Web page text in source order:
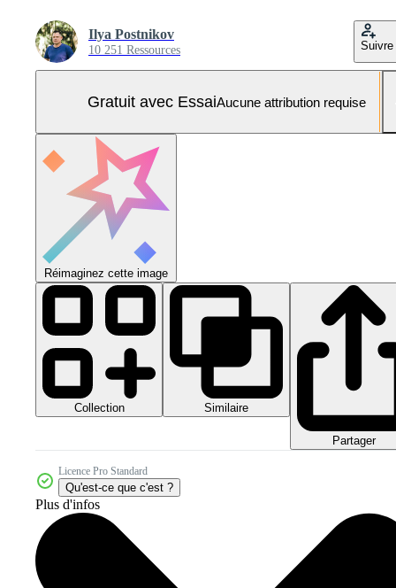
Ilya Postnikov
10 251 Ressources Suivre
Gratuit avec EssaiAucune attribution requise
Réimaginez cette image
Collection Similaire
Partager
Licence Pro Standard
Qu'est-ce que c'est ?
Plus d'infos